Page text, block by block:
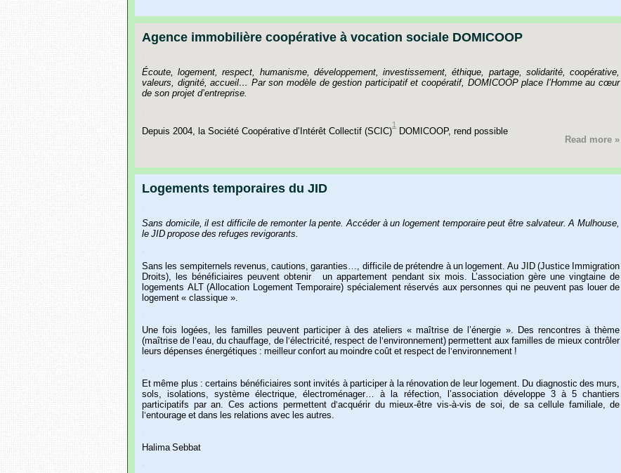
Agence immobilière coopérative à vocation sociale DOMICOOP
Écoute, logement, respect, humanisme, développement, investissement, éthique, partage, solidarité, coopérative,
valeurs, dignité, accueil… Par son modèle de gestion participatif et coopératif, DOMICOOP place l’Homme au cœur
de son projet d’entreprise.
Depuis 2004, la Société Coopérative d’ Intérêt Collectif (SCIC)
1
DOMICOOP, rend possible
Read more »
Logements temporaires du JID
Sans domicile, il est difficile de remonter la pente. Accéder à un logement temporaire peut être salvateur. A Mulhouse,
le JID propose des refuges revigorants.
Sans les sempiternels revenus, cautions, garanties…, difficile de prétendre à un logement. Au JID (Justice Immigration
Droits),
les bénéficiaires peuvent obtenir un appartement pendant six mois. L’association gère une vingtaine de
logements ALT (Allocation Logement Temporaire) spécialement réservés aux personnes qui ne peuvent pas louer de
logement « classique ».
Une fois logées, les familles peuvent participer à des ateliers « maîtrise de l’énergie ». Des rencontres à thème
(maîtrise de ’eau, du chauffage, de l’électricité, respect de l’environnement) permettent aux familles de mieux contrôler
leurs dépenses énergétiques : meilleur confort au moindre coût et respect de ’environnement !
Et même plus : certains bénéficiaires sont invités à participer à la rénovation de leur logement. Du diagnostic des murs,
sols,
isolations, système électrique, électroménager… à la réfection, l’association développe 3 à 5 chantiers
participatifs par an. Ces actions permettent d’acquérir du mieux-être vis-à-vis de soi, de sa cellule familiale,
de
’entourage et dans les relations avec les autres.
Halima Sebbat